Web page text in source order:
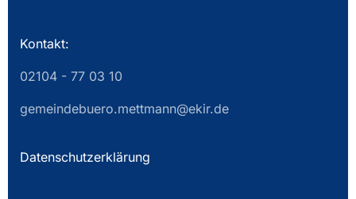
Kontakt:
02104 - 77 03 10
gemeindebuero.mettmann@ekir.de
Datenschutzerklärung